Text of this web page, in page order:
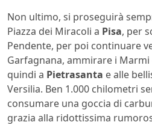
Non ultimo, si proseguirà
Piazza dei Miracoli a Pisa, per
Pendente, per poi continuare
Garfagnana, ammirare i
quindi a Pietrasanta e alle
Versilia. Ben 1.000 chilometri
consumare una goccia di
grazia alla ridottissima